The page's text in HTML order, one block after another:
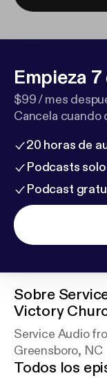
Empieza
$99 / mes
Cancela cuando
20 horas de
Podcasts
Podcast
Sobre
Victory
Service Audio
Greensboro, NC
Todos los